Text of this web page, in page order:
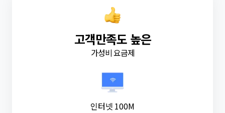
고객만족도 높은
가성비 요금제
인터넷 100M